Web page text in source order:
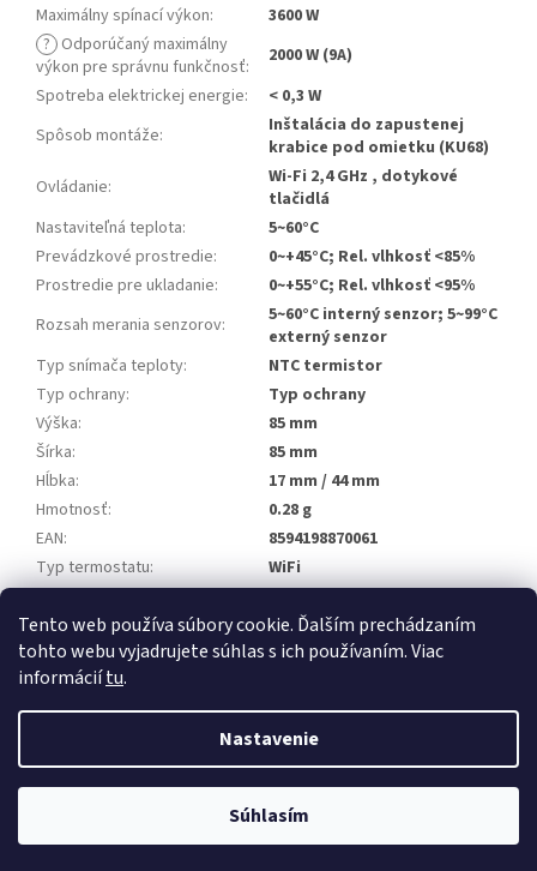
Tento web používa súbory cookie. Ďalším prechádzaním
tohto webu vyjadrujete súhlas s ich používaním. Viac
informáciítu.
Nastavenie
Súhlasím
Maximálny spínací výkon:
3600 W
? Odporúčaný maximálny
výkon pre správnu funkčnosť:
2000 W (9A)
Spotreba elektrickej energie:
< 0,3 W
Spôsob montáže:
Inštalácia do zapustenej
krabice pod omietku (KU68)
Ovládanie:
Wi-Fi 2,4 GHz , dotykové
tlačidlá
Nastaviteľná teplota:
5~60°C
Prevádzkové prostredie:
0~+45°C; Rel. vlhkosť <85%
Prostredie pre ukladanie:
0~+55°C; Rel. vlhkosť <95%
Rozsah merania senzorov:
5~60°C interný senzor; 5~99°C
externý senzor
Typ snímača teploty:
NTC termistor
Typ ochrany:
Typ ochrany
Výška:
85 mm
Šírka:
85 mm
Hĺbka:
17 mm / 44 mm
Hmotnosť:
0.28 g
EAN:
8594198870061
Typ termostatu:
WiFi
(P) Aplikácia Smart Life:
/aplikace/app-smart-life/
(P) Prečo termostaty Aluzan?: /termostaty-aluzan/
Vytvoril Shoptet
Aluzan.sk. Všetky práva vyhradené.